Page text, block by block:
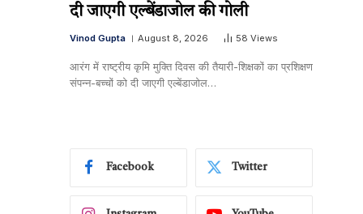
दी जाएगी एल्बेंडाजोल की गोली
Vinod Gupta August 8, 2026 58 Views
आरंग में राष्ट्रीय कृमि मुक्ति दिवस की तैयारी-शिक्षकों का प्रशिक्षण
संपन्न-बच्चों को दी जाएगी एल्बेंडाजोल…
Facebook Twitter